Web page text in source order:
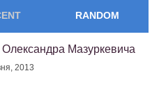
RANDOM
Олександра Мазуркевича
2013